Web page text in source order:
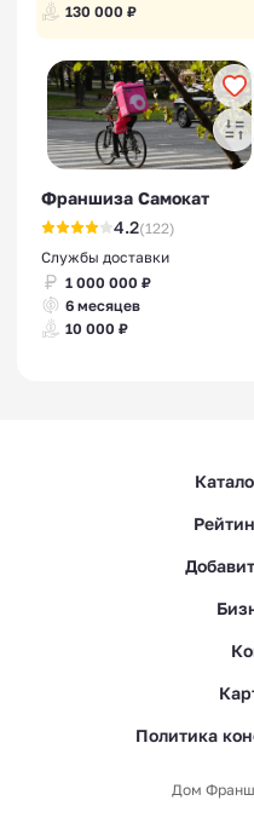
130 000 ₽
Франшиза Самокат
4.2(122)
Службы доставки
1 000 000 ₽
6 месяцев
10 000 ₽
Политика
Дом